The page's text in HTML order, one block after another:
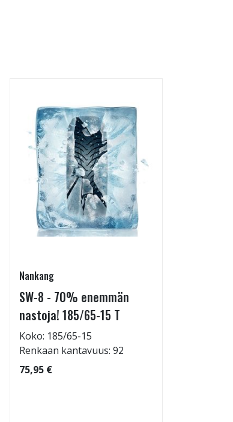
Nankang
SW-8 - 70% enemmän
nastoja! 185/65-15 T
Koko: 185/65-15
Renkaan kantavuus: 92
75,95 €